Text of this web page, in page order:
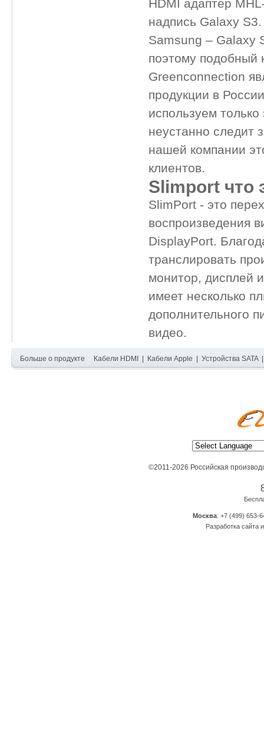
HDMI адаптер
надпись Galaxy
Samsung – Galaxy
поэтому подобный
Greenconnection
продукции в
используем
неустанно следит
нашей компании
клиентов.
Slimport что
SlimPort - это
воспроизведения
DisplayPort.
транслировать
монитор, дисплей
имеет несколько
дополнительного
видео.
Больше о продукте Кабели HDMI Кабели Apple Устройства SATA
©2011-2026 Российская
Москва: +7 (499) 653-
Разработка сайта